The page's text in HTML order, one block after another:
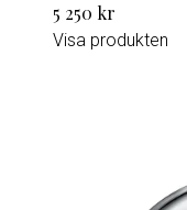
5 250 kr
Visa produkten